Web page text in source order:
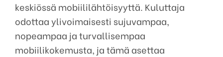
keskiössä mobiililähtöisyyttä. Kuluttaja
odottaa ylivoimaisesti sujuvampaa,
nopeampaa ja turvallisempaa
mobiilikokemusta, ja tämä asettaa